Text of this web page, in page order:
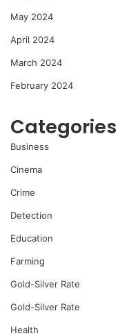
May 2024
April 2024
March 2024
February 2024
Categories
Business
Cinema
Crime
Detection
Education
Farming
Gold-Silver Rate
Gold-Silver Rate
Health